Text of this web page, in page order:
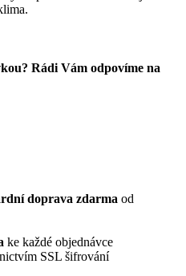
Rádi Vám odpovíme na
doprava zdarma od
ke každé objednávce
SSL šifrování